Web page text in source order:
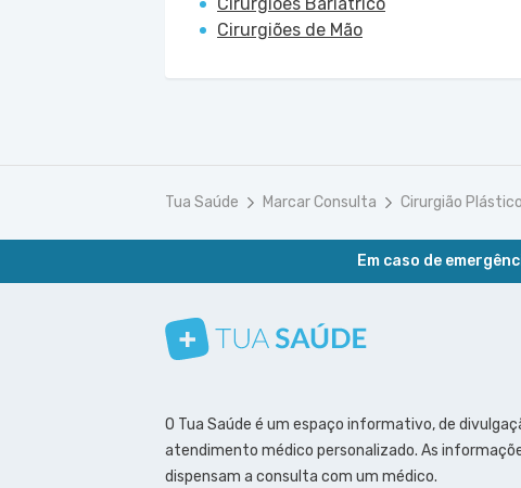
Cirurgiões de Mão
Tua Saúde Marcar Consulta Cirurgião Plástico
Em caso de
Conheça nosso canal
Siga a gente no Instagram
Siga a gente no Facebook
Siga a gente no Pinterest
O Tua Saúde é um espaço informativo, de
atendimento médico personalizado. As
dispensam a consulta com um médico.